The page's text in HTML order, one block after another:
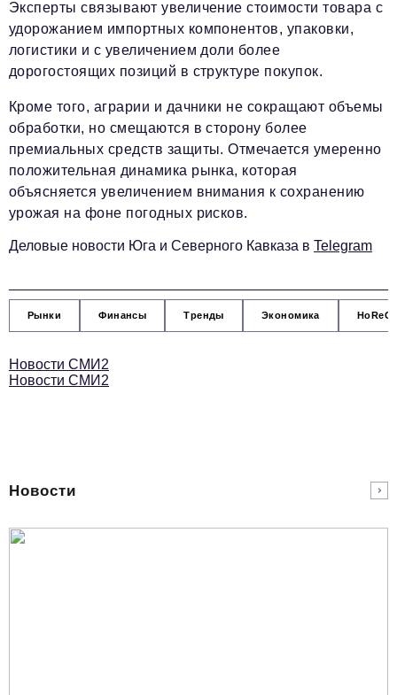
Телеком
ЖКХ
Образование
Новости компании
Фоторепортажи
Информационный отдел
info@business-magazine.online
Отдел по работе с партнерами
Эксперты связывают увеличение стоимости товара с
удорожанием импортных компонентов, упаковки,
логистики и с увеличением доли более
дорогостоящих позиций в структуре покупок.
Кроме того, аграрии и дачники не сокращают объемы
обработки, но смещаются в сторону более
премиальных средств защиты. Отмечается умеренно
положительная динамика рынка, которая
объясняется увеличением внимания к сохранению
урожая на фоне погодных рисков.
Деловые новости Юга и Северного Кавказа в Telegram
Рынки Финансы Тренды Экономика HoReCa
Новости СМИ2
Новости СМИ2
Новости